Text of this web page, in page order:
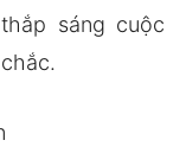
sáng cuộc